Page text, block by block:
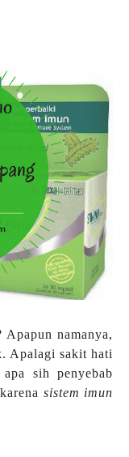
namanya,
Apalagi sakit hati
sih penyebab
sistem imun